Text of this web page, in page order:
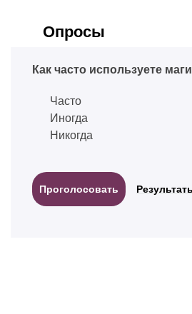
Опросы
Как часто используете
Часто
Иногда
Никогда